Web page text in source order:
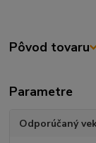
Pôvod tovaru
Parametre
Odporúčaný